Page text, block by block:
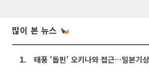
많이 본 뉴스
1.